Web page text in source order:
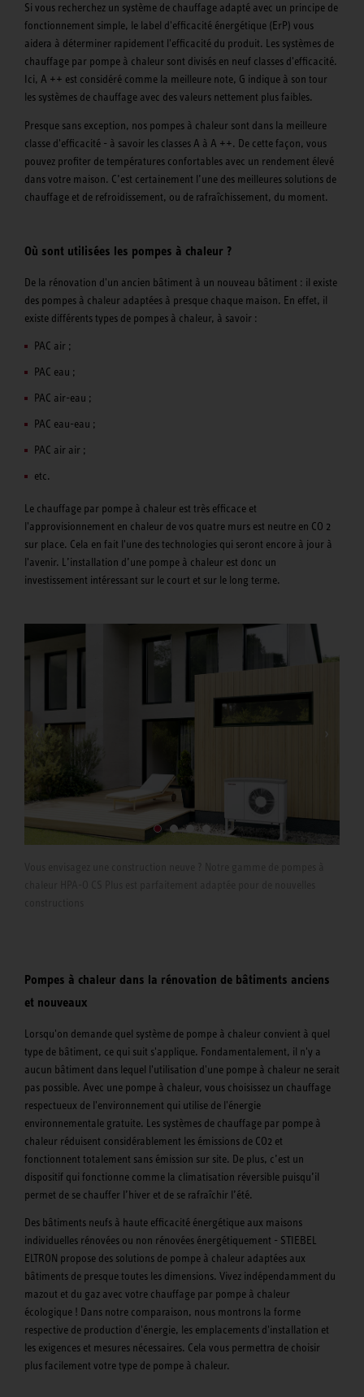
Si vous recherchez un système de chauffage adapté avec un principe de
fonctionnement simple, le label d'efficacité énergétique (ErP) vous
aidera à déterminer rapidement l'efficacité du produit. Les systèmes de
chauffage par pompe à chaleur sont divisés en neuf classes d'efficacité.
Ici, A ++ est considéré comme la meilleure note, G indique à son tour
les systèmes de chauffage avec des valeurs nettement plus faibles.
Presque sans exception, nos pompes à chaleur sont dans la meilleure
classe d'efficacité - à savoir les classes A à A ++. De cette façon, vous
pouvez profiter de températures confortables avec un rendement élevé
dans votre maison. C’est certainement l’une des meilleures solutions de
chauffage et de refroidissement, ou de rafraîchissement, du moment.
Où sont utilisées les pompes à chaleur ?
De la rénovation d'un ancien bâtiment à un nouveau bâtiment : il existe
des pompes à chaleur adaptées à presque chaque maison. En effet, il
existe différents types de pompes à chaleur, à savoir :
PAC air ;
PAC eau ;
PAC air-eau ;
PAC eau-eau ;
PAC air air ;
etc.
Le chauffage par pompe à chaleur est très efficace et
l'approvisionnement en chaleur de vos quatre murs est neutre en CO 2
sur place. Cela en fait l'une des technologies qui seront encore à jour à
l'avenir. L’installation d’une pompe à chaleur est donc un
investissement intéressant sur le court et sur le long terme.
Pompes à chaleur dans la rénovation de bâtiments anciens
et nouveaux
Lorsqu'on demande quel système de pompe à chaleur convient à quel
type de bâtiment, ce qui suit s'applique. Fondamentalement, il n'y a
aucun bâtiment dans lequel l'utilisation d'une pompe à chaleur ne serait
pas possible. Avec une pompe à chaleur, vous choisissez un chauffage
respectueux de l'environnement qui utilise de l'énergie
environnementale gratuite. Les systèmes de chauffage par pompe à
chaleur réduisent considérablement les émissions de CO2 et
fonctionnent totalement sans émission sur site. De plus, c’est un
dispositif qui fonctionne comme la climatisation réversible puisqu’il
permet de se chauffer l’hiver et de se rafraîchir l’été.
Des bâtiments neufs à haute efficacité énergétique aux maisons
individuelles rénovées ou non rénovées énergétiquement - STIEBEL
ELTRON propose des solutions de pompe à chaleur adaptées aux
bâtiments de presque toutes les dimensions. Vivez indépendamment du
mazout et du gaz avec votre chauffage par pompe à chaleur
écologique ! Dans notre comparaison, nous montrons la forme
respective de production d'énergie, les emplacements d'installation et
les exigences et mesures nécessaires. Cela vous permettra de choisir
plus facilement votre type de pompe à chaleur.